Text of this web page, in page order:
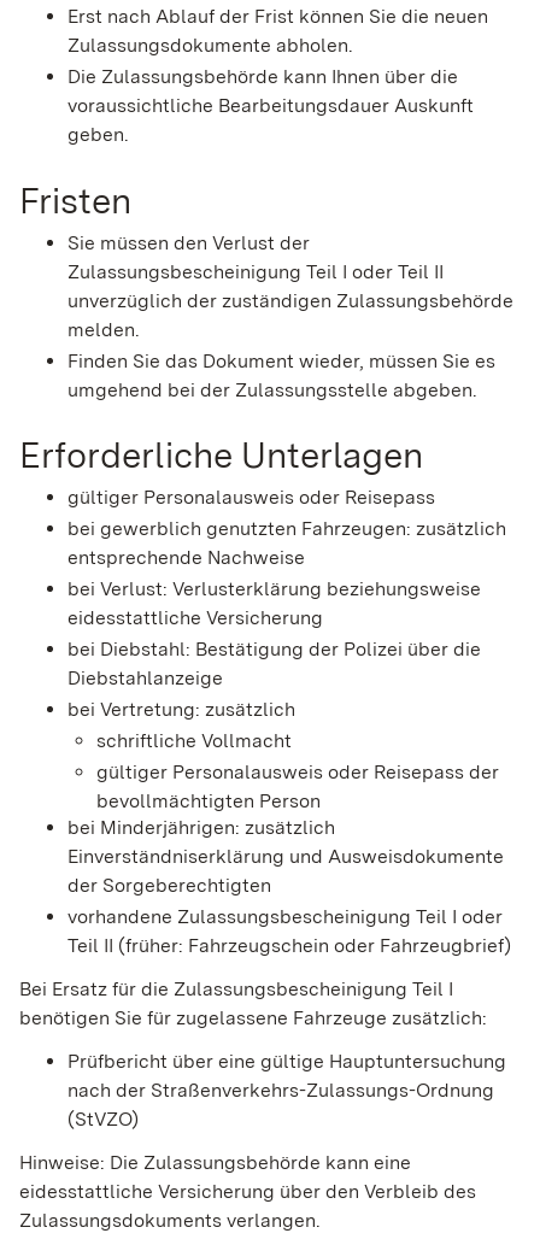
Erst nach Ablauf der Frist können Sie die neuen
Zulassungsdokumente abholen.
Die Zulassungsbehörde kann Ihnen über die
voraussichtliche Bearbeitungsdauer Auskunft
geben.
Fristen
Sie müssen den Verlust der
Zulassungsbescheinigung Teil I oder Teil II
unverzüglich der zuständigen Zulassungsbehörde
melden.
Finden Sie das Dokument wieder, müssen Sie es
umgehend bei der Zulassungsstelle abgeben.
Erforderliche Unterlagen
gültiger Personalausweis oder Reisepass
bei gewerblich genutzten Fahrzeugen: zusätzlich
entsprechende Nachweise
bei Verlust: Verlusterklärung beziehungsweise
eidesstattliche Versicherung
bei Diebstahl: Bestätigung der Polizei über die
Diebstahlanzeige
bei Vertretung: zusätzlich
schriftliche Vollmacht
gültiger Personalausweis oder Reisepass der
bevollmächtigten Person
bei Minderjährigen: zusätzlich
Einverständniserklärung und Ausweisdokumente
der Sorgeberechtigten
vorhandene Zulassungsbescheinigung Teil I oder
Teil II (früher: Fahrzeugschein oder Fahrzeugbrief)
Bei Ersatz für die Zulassungsbescheinigung Teil I
benötigen Sie für zugelassene Fahrzeuge zusätzlich:
Prüfbericht über eine gültige Hauptuntersuchung
nach der Straßenverkehrs-Zulassungs-Ordnung
(StVZO)
Hinweise: Die Zulassungsbehörde kann eine
eidesstattliche Versicherung über den Verbleib des
Zulassungsdokuments verlangen.